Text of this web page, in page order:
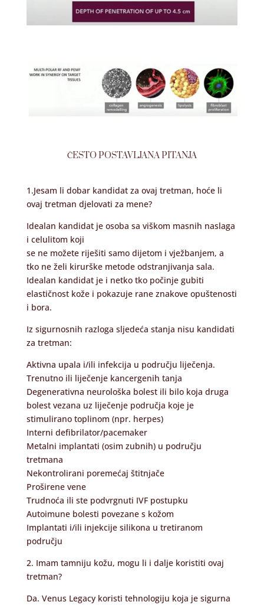
ČESTO POSTAVLJANA PITANJA
1.Jesam li dobar kandidat za ovaj tretman, hoće li
ovaj tretman djelovati za mene?
Idealan kandidat je osoba sa viškom masnih naslaga
i celulitom koji
se ne možete riješiti samo dijetom i vježbanjem, a
tko ne želi kirurške metode odstranjivanja sala.
Idealan kandidat je i netko tko počinje gubiti
elastičnost kože i pokazuje rane znakove opuštenosti
i bora.
Iz sigurnosnih razloga sljedeća stanja nisu kandidati
za tretman:
Aktivna upala i/ili infekcija u području liječenja.
Trenutno ili liječenje kancergenih tanja
Degenerativna neurološka bolest ili bilo koja druga
bolest vezana uz liječenje područja koje je
stimulirano toplinom (npr. herpes)
Interni defibrilator/pacemaker
Metalni implantati (osim zubnih) u području
tretmana
Nekontrolirani poremećaj štitnjače
Proširene vene
Trudnoća ili ste podvrgnuti IVF postupku
Autoimune bolesti povezane s kožom
Implantati i/ili injekcije silikona u tretiranom
području
2. Imam tamniju kožu, mogu li i dalje koristiti ovaj
tretman?
Da. Venus Legacy koristi tehnologiju koja je sigurna